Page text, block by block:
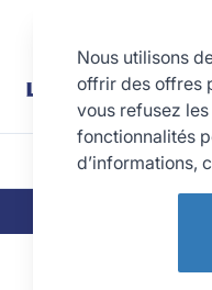
Nous utilisons
offrir des offres
vous refusez
fonctionnalités
d’informations,